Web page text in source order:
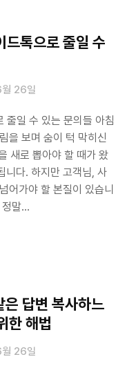
드톡으로 줄일 수
26일
줄일 수 있는 문의들 아침
을 보며 숨이 턱 막히신
새로 뽑아야 할 때가 왔
니다. 하지만 고객님, 사
어가야 할 본질이 있습니
정말…
은 답변 복사하느
한 해법
26일